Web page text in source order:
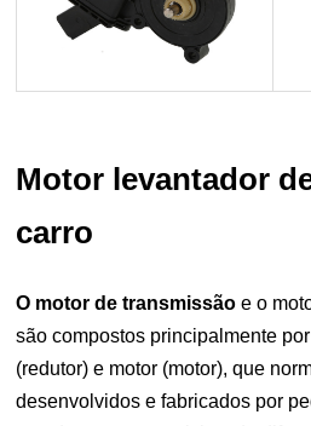
Motor levantador
carro
O motor de transmissão e o
são compostos principalmente
(redutor) e motor (motor), que
desenvolvidos e fabricados por